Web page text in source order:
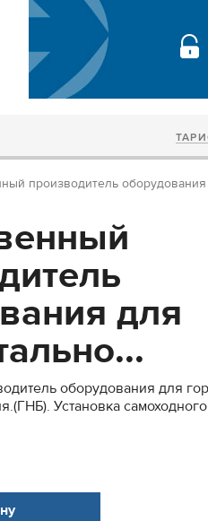
производитель оборудования
для
оборудования для
Установка